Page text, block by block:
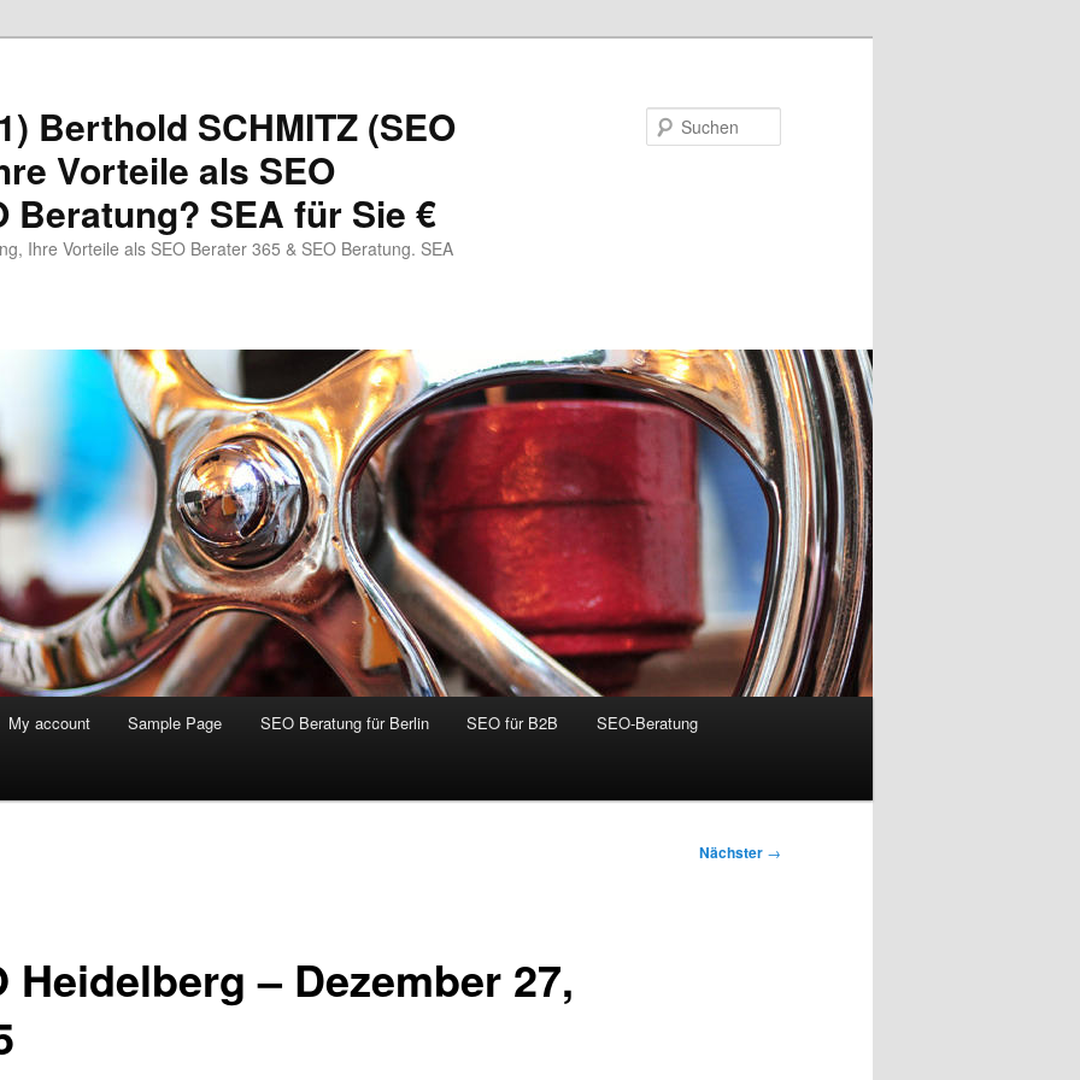
Berthold SCHMITZ (SEO
Vorteile als SEO
Beratung? SEA für Sie €
Ihre Vorteile als SEO Berater 365 & SEO Beratung. SEA
My account Sample Page SEO Beratung für Berlin SEO für B2B SEO-Beratung
Nächster →
Heidelberg – Dezember 27,